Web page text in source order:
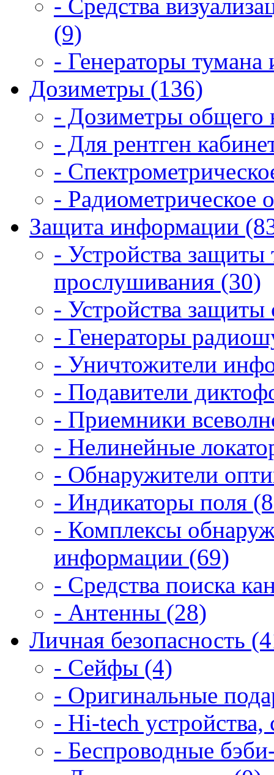
- Средства
(9)
- Генераторы
Дозиметры (136)
- Дозиметры общего
- Для рентген
-
- Радиометрическое
Защита информации
- Устройства
прослушивания (30)
- Устройства
- Генераторы
- Уничтожители
- Подавители
- Приемники
- Нелинейные
- Обнаружители
- Индикаторы поля
- Комплексы
информации (69)
- Средства поиска
- Антенны (28)
Личная безопасность
- Сейфы (4)
- Оригинальные
- Hi-tech
- Беспроводные